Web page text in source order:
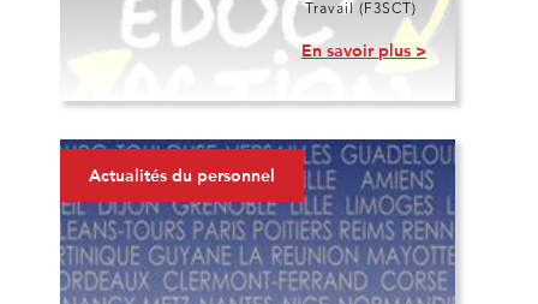
Travail (F3SCT)
En savoir plus >
Actualités du personnel